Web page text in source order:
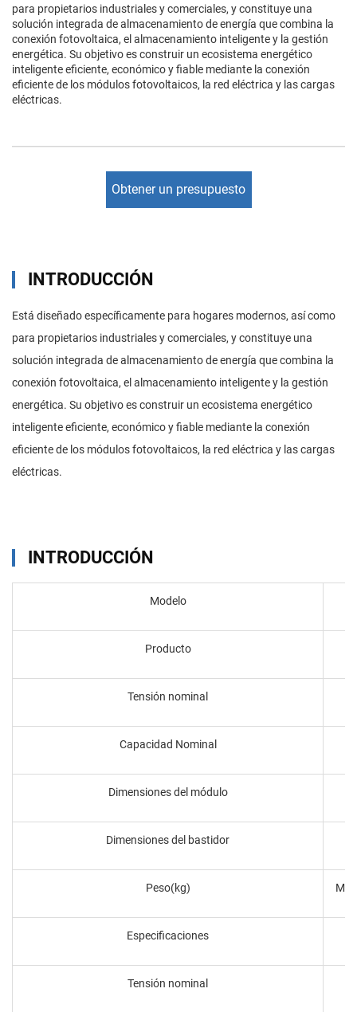
para propietarios industriales y comerciales, y constituye una
solución integrada de almacenamiento de energía que combina la
conexión fotovoltaica, el almacenamiento inteligente y la gestión
energética. Su objetivo es construir un ecosistema energético
inteligente eficiente, económico y fiable mediante la conexión
eficiente de los módulos fotovoltaicos, la red eléctrica y las cargas
eléctricas.
Obtener un presupuesto
INTRODUCCIÓN
Está diseñado específicamente para hogares modernos, así como
para propietarios industriales y comerciales, y constituye una
solución integrada de almacenamiento de energía que combina la
conexión fotovoltaica, el almacenamiento inteligente y la gestión
energética. Su objetivo es construir un ecosistema energético
inteligente eficiente, económico y fiable mediante la conexión
eficiente de los módulos fotovoltaicos, la red eléctrica y las cargas
eléctricas.
INTRODUCCIÓN
Modelo
Producto
Tensión nominal
Capacidad Nominal
Dimensiones del módulo
Dimensiones del bastidor
Peso(kg)
Especificaciones
Tensión nominal